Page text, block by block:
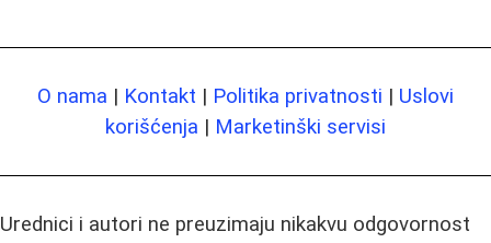
O nama | Kontakt | Politika privatnosti | Uslovi
korišćenja | Marketinški servisi
Urednici i autori ne preuzimaju nikakvu odgovornost